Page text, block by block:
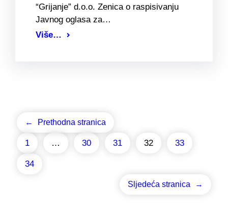
“Grijanje” d.o.o. Zenica o raspisivanju
Javnog oglasa za…
Više…
← Prethodna stranica
1 … 30 31 32 33
34
Sljedeća stranica →